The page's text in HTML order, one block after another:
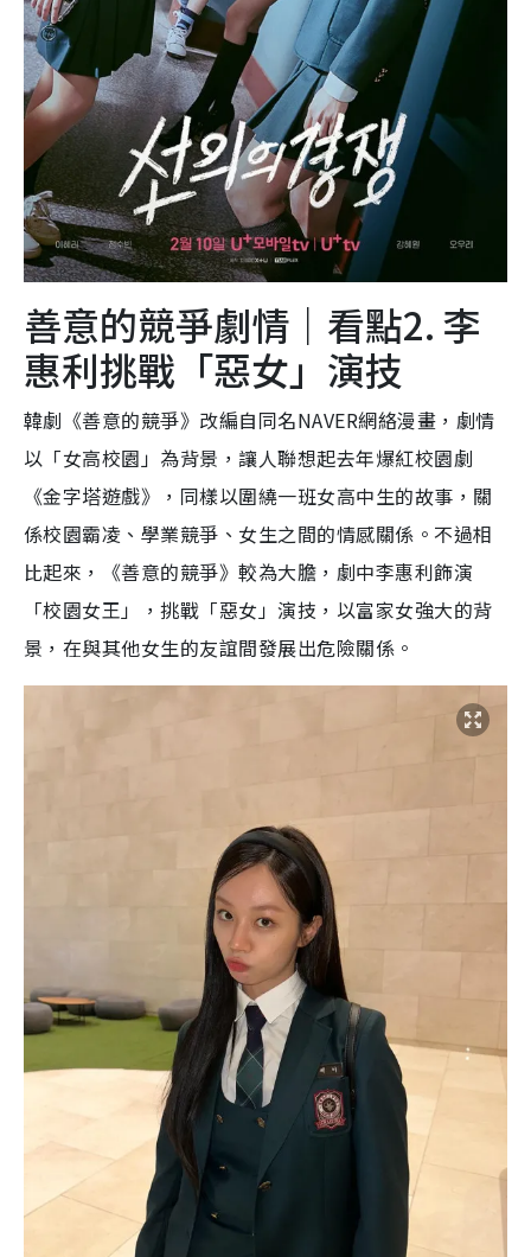
善意的競爭劇情｜看點2. 李
惠利挑戰「惡女」演技
韓劇《善意的競爭》改編自同名NAVER網絡漫畫，劇情
以「女高校園」為背景，讓人聯想起去年爆紅校園劇
《金字塔遊戲》，同樣以圍繞一班女高中生的故事，關
係校園霸凌、學業競爭、女生之間的情感關係。不過相
比起來，《善意的競爭》較為大膽，劇中李惠利飾演
「校園女王」，挑戰「惡女」演技，以富家女強大的背
景，在與其他女生的友誼間發展出危險關係。